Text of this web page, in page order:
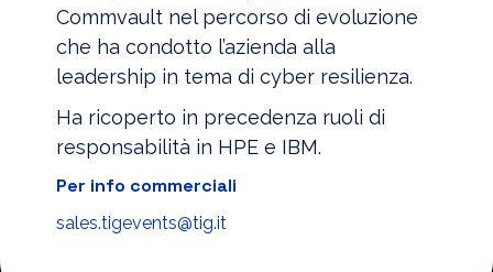
Commvault nel percorso di evoluzione
che ha condotto l’azienda alla
leadership in tema di cyber resilienza.
Ha ricoperto in precedenza ruoli di
responsabilità in HPE e IBM.
Per info commerciali
sales.tigevents@tig.it